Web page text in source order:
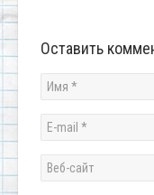
Оставить